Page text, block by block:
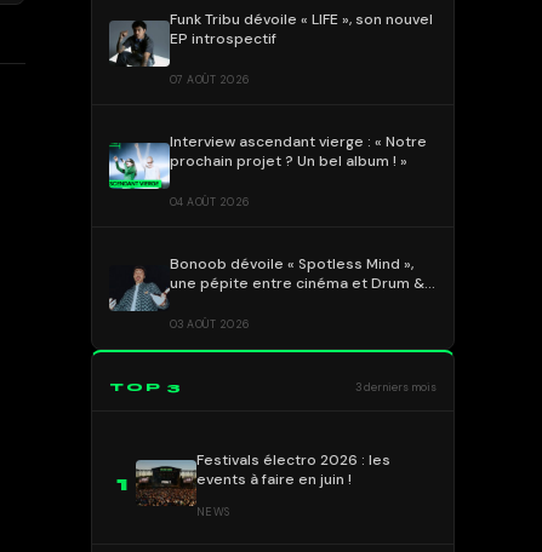
Funk Tribu dévoile « LIFE », son nouvel
EP introspectif
07 AOÛT 2026
Interview ascendant vierge : « Notre
prochain projet ? Un bel album ! »
04 AOÛT 2026
Bonoob dévoile « Spotless Mind »,
une pépite entre cinéma et Drum &
03 AOÛT 2026
TOP 3 3 derniers mois
1
Festivals électro 2026 : les
events à faire en juin !
NEWS